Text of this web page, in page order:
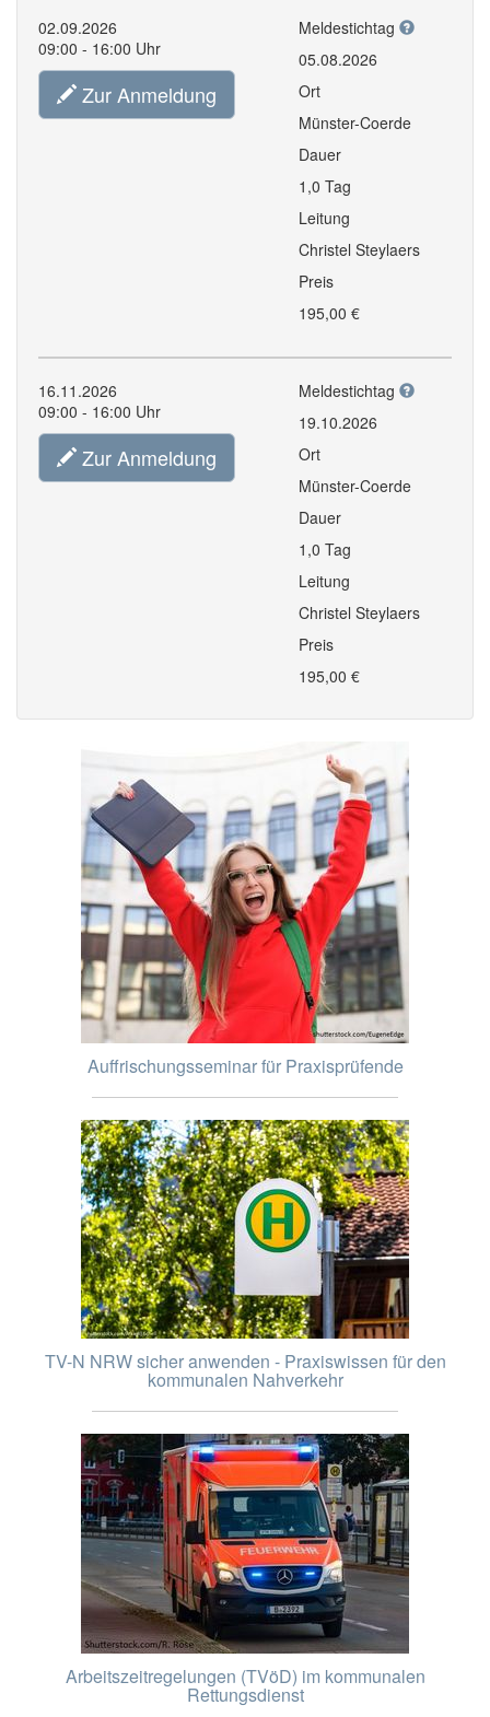
02.09.2026
09:00 - 16:00 Uhr
Zur Anmeldung
Meldestichtag
05.08.2026
Ort
Münster-Coerde
Dauer
1,0 Tag
Leitung
Christel Steylaers
Preis
195,00 €
16.11.2026
09:00 - 16:00 Uhr
Zur Anmeldung
Meldestichtag
19.10.2026
Ort
Münster-Coerde
Dauer
1,0 Tag
Leitung
Christel Steylaers
Preis
195,00 €
Auffrischungsseminar für Praxisprüfende
TV-N NRW sicher anwenden - Praxiswissen für den
kommunalen Nahverkehr
Arbeitszeitregelungen (TVöD) im kommunalen
Rettungsdienst